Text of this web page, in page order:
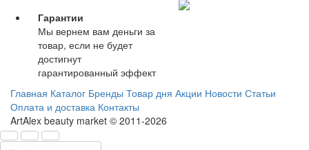
Гарантии
Мы вернем вам деньги за
товар, если не будет
достигнут
гарантированный эффект
Главная Каталог Бренды Товар дня Акции Новости Статьи
Оплата и доставка Контакты
ArtAlex beauty market © 2011-2026